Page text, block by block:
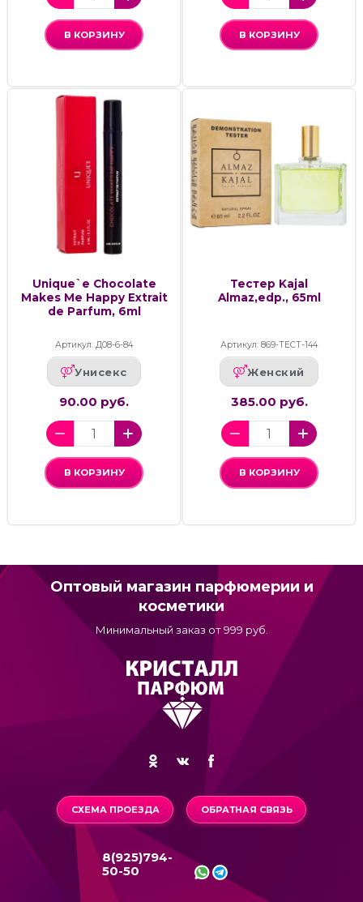
В КОРЗИНУ В КОРЗИНУ
Unique`e Chocolate
Makes Me Happy Extrait
de Parfum, 6ml
Артикул: Д08-6-84
Унисекс
90.00 руб.
В КОРЗИНУ
Тестер Kajal
Almaz,edp., 65ml
Артикул: 869-ТЕСТ-144
Женский
385.00 руб.
В КОРЗИНУ
Оптовый магазин парфюмерии и
косметики
Минимальный заказ от 999 руб.
СХЕМА ПРОЕЗДА ОБРАТНАЯ СВЯЗЬ
8(925)794-
50-50